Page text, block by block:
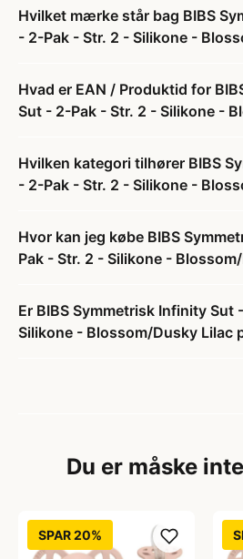
Hvilket mærke står bag BIBS
- 2-Pak - Str. 2 - Silikone -
Hvad er EAN / Produktid for
Sut - 2-Pak - Str. 2 - Silikone -
Hvilken kategori tilhører BIBS
- 2-Pak - Str. 2 - Silikone -
Hvor kan jeg købe BIBS
Pak - Str. 2 - Silikone -
Er BIBS Symmetrisk Infinity Sut
Silikone - Blossom/Dusky Lilac
Du er måske
SPAR 20%